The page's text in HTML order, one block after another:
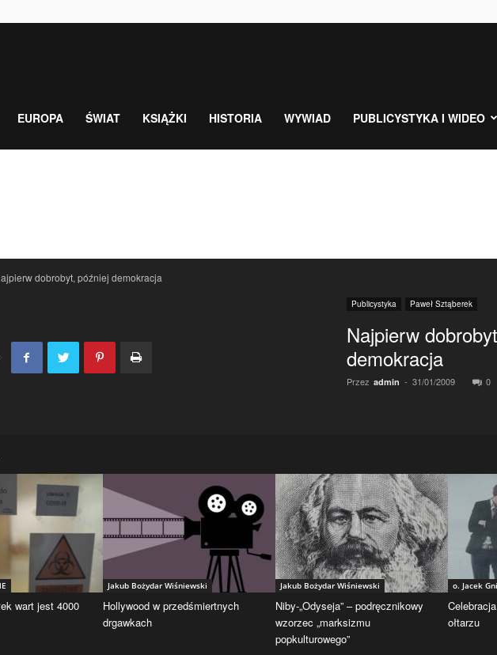
EUROPA ŚWIAT KSIĄŻKI HISTORIA WYWIAD PUBLICYSTYKA I WIDEO
dobrobyt, później demokracja
Publicystyka Paweł Sztąberek
Najpierw
demokracja
Przez admin - 31/01/2009 0
wart jest 4000
Jakub Bożydar Wiśniewski
Hollywood w przedśmiertnych
drgawkach
Jakub Bożydar Wiśniewski
Niby-„Odyseja” – podręcznikowy
wzorzec „marksizmu
popkulturowego”
o. Jacek
ołtarzu